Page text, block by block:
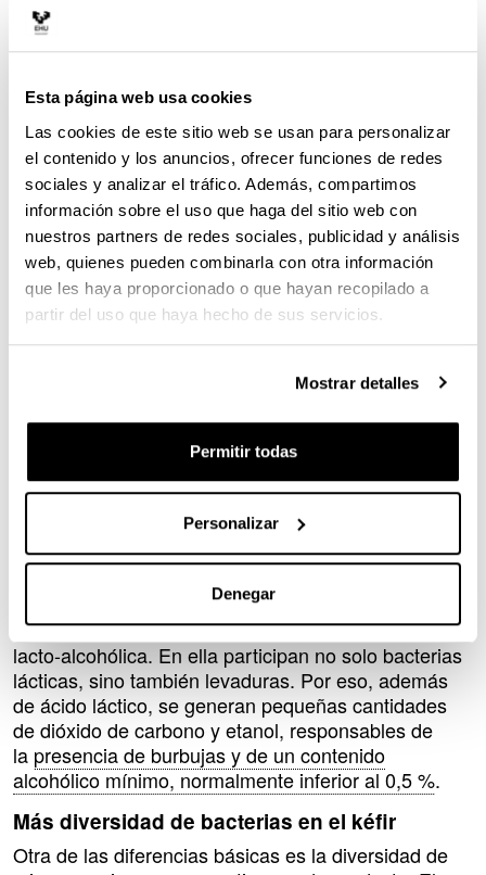
Esta página web usa cookies
Las cookies de este sitio web se usan para personalizar
el contenido y los anuncios, ofrecer funciones de redes
sociales y analizar el tráfico. Además, compartimos
información sobre el uso que haga del sitio web con
nuestros partners de redes sociales, publicidad y análisis
web, quienes pueden combinarla con otra información
que les haya proporcionado o que hayan recopilado a
partir del uso que haya hecho de sus servicios.
Mostrar detalles
Permitir todas
Personalizar
Denegar
Además, dado que algunos de esos alimentos
contienen microorganismos vivos, también poseen
Kéfir y yogur: dos fermentados parecidos,
pero no iguales
El kéfir y el yogur suelen agruparse bajo la misma
etiqueta de ‘lácteos fermentados’, y no es raro
pensar que el kéfir es simplemente un yogur más
líquido. Sin embargo, aunque comparten ciertas
características, son productos distintos, tanto en su
composición microbiana como en sus efectos sobre
la salud.
en cómo se fermentan. El yogur es un producto
delbrueckii subsp. Bulgaricus’ y ‘Streptococcus
thermophilus’. Esosmicroorganismostransforman la
lactosa de la leche en ácido láctico, lo que da lugar a
su textura espesa y a su sabor suave y ligeramente
ácido.
El kéfir, en cambio, se produce mediante una
fermentación mucho más compleja, conocida como
lacto-alcohólica. En ella participan no solo bacterias
lácticas, sino también levaduras. Por eso, además
de ácido láctico, se generan pequeñas cantidades
de dióxido de carbono y etanol, responsables de
la presencia de burbujas y de un contenido
alcohólico mínimo, normalmente inferior al 0,5 %.
Más diversidad de bacterias en el kéfir
Otra de las diferencias básicas es la diversidad de